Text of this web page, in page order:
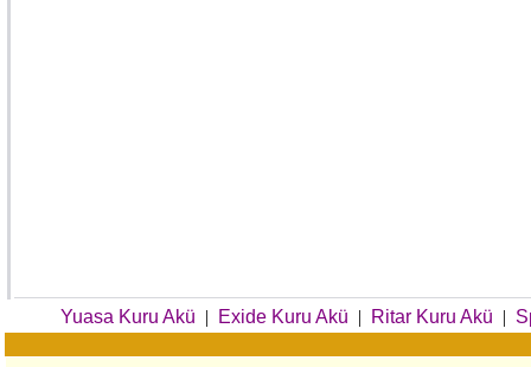
Yuasa Kuru Akü | Exide Kuru Akü | Ritar Kuru Akü |